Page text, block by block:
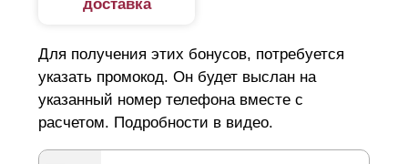
доставка
Для получения этих бонусов, потребуется
указать промокод. Он будет выслан на
указанный номер телефона вместе с
расчетом. Подробности в видео.